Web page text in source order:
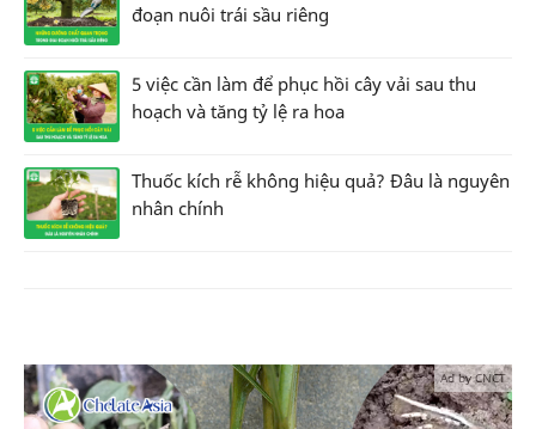
đoạn nuôi trái sầu riêng
5 việc cần làm để phục hồi cây vải sau thu
hoạch và tăng tỷ lệ ra hoa
Thuốc kích rễ không hiệu quả? Đâu là nguyên
nhân chính
Ad by CNCT